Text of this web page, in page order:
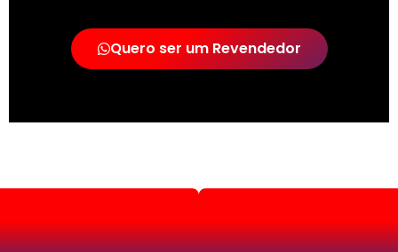
Quero ser um Revendedor